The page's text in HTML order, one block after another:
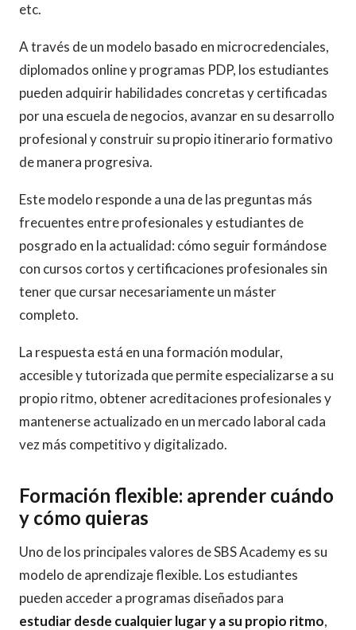
etc.
A través de un modelo basado en microcredenciales,
diplomados online y programas PDP, los estudiantes
pueden adquirir habilidades concretas y certificadas
por una escuela de negocios, avanzar en su desarrollo
profesional y construir su propio itinerario formativo
de manera progresiva.
Este modelo responde a una de las preguntas más
frecuentes entre profesionales y estudiantes de
posgrado en la actualidad: cómo seguir formándose
con cursos cortos y certificaciones profesionales sin
tener que cursar necesariamente un máster
completo.
La respuesta está en una formación modular,
accesible y tutorizada que permite especializarse a su
propio ritmo, obtener acreditaciones profesionales y
mantenerse actualizado en un mercado laboral cada
vez más competitivo y digitalizado.
Formación flexible: aprender cuándo
y cómo quieras
Uno de los principales valores de SBS Academy es su
modelo de aprendizaje flexible. Los estudiantes
pueden acceder a programas diseñados para
estudiar desde cualquier lugar y a su propio ritmo,